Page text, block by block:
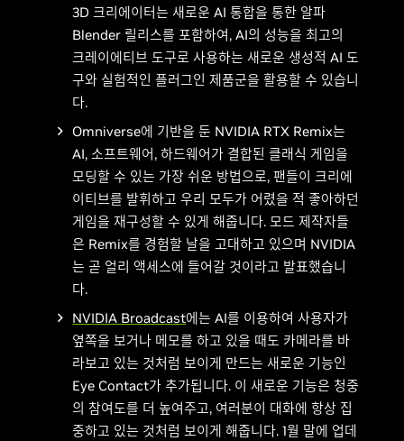
3D 크리에이터는 새로운 AI 통합을 통한 알파
Blender 릴리스를 포함하여, AI의 성능을 최고의
크레이에티브 도구로 사용하는 새로운 생성적 AI 도
구와 실험적인 플러그인 제품군을 활용할 수 있습니
다.
Omniverse에 기반을 둔 NVIDIA RTX Remix는
AI, 소프트웨어, 하드웨어가 결합된 클래식 게임을
모딩할 수 있는 가장 쉬운 방법으로, 팬들이 크리에
이티브를 발휘하고 우리 모두가 어렸을 적 좋아하던
게임을 재구성할 수 있게 해줍니다. 모드 제작자들
은 Remix를 경험할 날을 고대하고 있으며 NVIDIA
는 곧 얼리 액세스에 들어갈 것이라고 발표했습니
다.
NVIDIA Broadcast에는 AI를 이용하여 사용자가
옆쪽을 보거나 메모를 하고 있을 때도 카메라를 바
라보고 있는 것처럼 보이게 만드는 새로운 기능인
Eye Contact가 추가됩니다. 이 새로운 기능은 청중
의 참여도를 더 높여주고, 여러분이 대화에 항상 집
중하고 있는 것처럼 보이게 해줍니다. 1월 말에 업데